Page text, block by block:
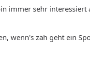
immer sehr
wenn's zäh geht ein